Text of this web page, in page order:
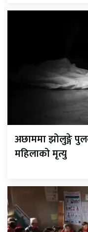
अछाममा झोलुङ्गे
महिलाको मृत्यु